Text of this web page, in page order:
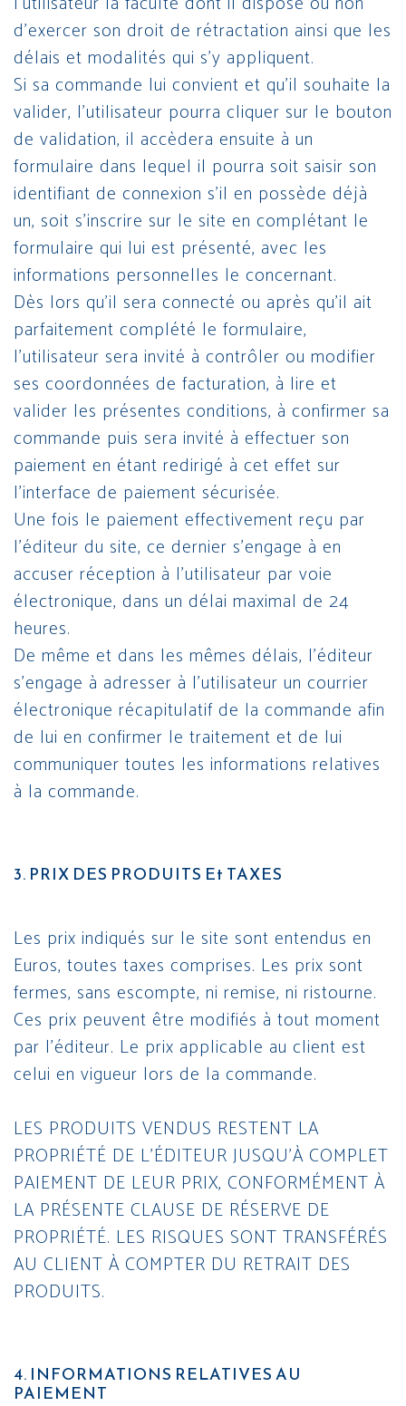
d’exercer son droit de rétractation ainsi que les
délais et modalités qui s’y appliquent.
Si sa commande lui convient et qu’il souhaite la
valider, l’utilisateur pourra cliquer sur le bouton
de validation, il accèdera ensuite à un
formulaire dans lequel il pourra soit saisir son
identifiant de connexion s’il en possède déjà
un, soit s’inscrire sur le site en complétant le
formulaire qui lui est présenté, avec les
informations personnelles le concernant.
Dès lors qu’il sera connecté ou après qu’il ait
parfaitement complété le formulaire,
l’utilisateur sera invité à contrôler ou modifier
ses coordonnées de facturation, à lire et
valider les présentes conditions, à confirmer sa
commande puis sera invité à effectuer son
paiement en étant redirigé à cet effet sur
l’interface de paiement sécurisée.
Une fois le paiement effectivement reçu par
l’éditeur du site, ce dernier s’engage à en
accuser réception à l’utilisateur par voie
électronique, dans un délai maximal de 24
heures.
De même et dans les mêmes délais, l’éditeur
s’engage à adresser à l’utilisateur un courrier
électronique récapitulatif de la commande afin
de lui en confirmer le traitement et de lui
communiquer toutes les informations relatives
à la commande.
3. PRIX DES PRODUITS Et TAXES
Les prix indiqués sur le site sont entendus en
Euros, toutes taxes comprises. Les prix sont
fermes, sans escompte, ni remise, ni ristourne.
Ces prix peuvent être modifiés à tout moment
par l’éditeur. Le prix applicable au client est
celui en vigueur lors de la commande.
LES PRODUITS VENDUS RESTENT LA
PROPRIÉTÉ DE L’ÉDITEUR JUSQU’À COMPLET
PAIEMENT DE LEUR PRIX, CONFORMÉMENT À
LA PRÉSENTE CLAUSE DE RÉSERVE DE
PROPRIÉTÉ. LES RISQUES SONT TRANSFÉRÉS
AU CLIENT À COMPTER DU RETRAIT DES
PRODUITS.
4. INFORMATIONS RELATIVES AU
PAIEMENT